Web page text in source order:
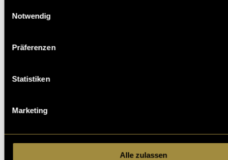
Notwendig
Präferenzen
Statistiken
Marketing
Alle zulassen